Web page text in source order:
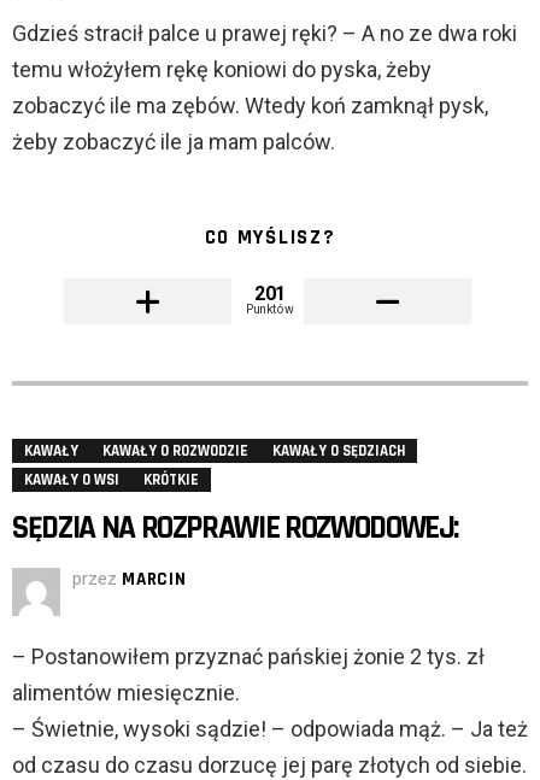
Gdzieś stracił palce u prawej ręki? – A no ze dwa roki
temu włożyłem rękę koniowi do pyska, żeby
zobaczyć ile ma zębów. Wtedy koń zamknął pysk,
żeby zobaczyć ile ja mam palców.
CO MYŚLISZ?
201
Punktów
KAWAŁY KAWAŁY O ROZWODZIE
KAWAŁY O SĘDZIACH
KAWAŁY O WSI
KRÓTKIE
SĘDZIA NA ROZPRAWIE ROZWODOWEJ:
przez MARCIN
– Postanowiłem przyznać pańskiej żonie 2 tys. zł
alimentów miesięcznie.
– Świetnie, wysoki sądzie! – odpowiada mąż. – Ja też
od czasu do czasu dorzucę jej parę złotych od siebie.